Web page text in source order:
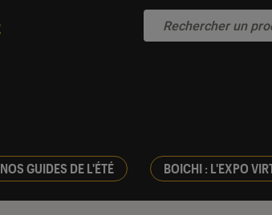
NOS GUIDES DE L'ÉTÉ BOICHI : L'EXPO